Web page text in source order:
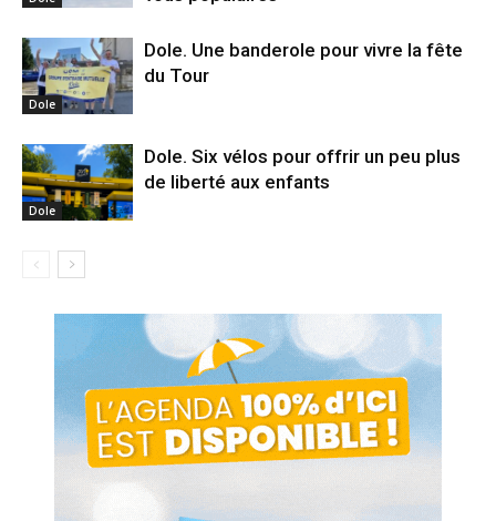
Dole
Dole. Une banderole pour vivre la fête
du Tour
Dole
Dole. Six vélos pour offrir un peu plus
de liberté aux enfants